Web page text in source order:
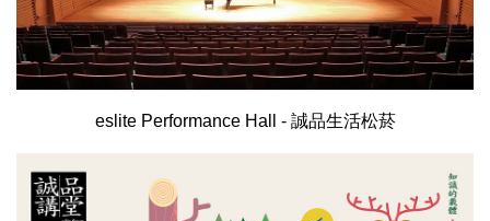
eslite Performance Hall - 誠品生活松菸